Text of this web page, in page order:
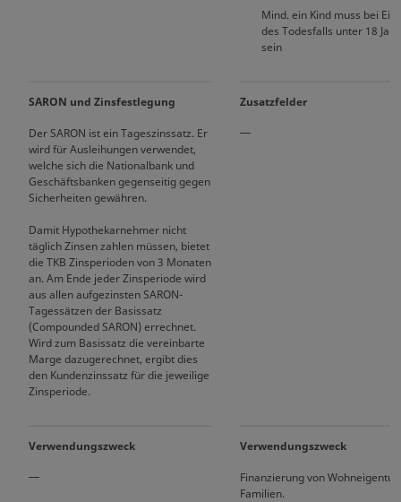
Mind. ein Kind muss bei
des Todesfalls unter 18
sein
SARON und Zinsfestlegung
Der SARON ist ein Tageszinssatz. Er
wird für Ausleihungen verwendet,
welche sich die Nationalbank und
Geschäftsbanken gegenseitig gegen
Sicherheiten gewähren.
Damit Hypothekarnehmer nicht
täglich Zinsen zahlen müssen, bietet
die TKB Zinsperioden von 3 Monaten
an. Am Ende jeder Zinsperiode wird
aus allen aufgezinsten SARON-
Tagessätzen der Basissatz
(Compounded SARON) errechnet.
Wird zum Basissatz die vereinbarte
Marge dazugerechnet, ergibt dies
den Kundenzinssatz für die jeweilige
Zinsperiode.
Zusatzfelder
Verwendungszweck Verwendungszweck
Finanzierung von
Familien.